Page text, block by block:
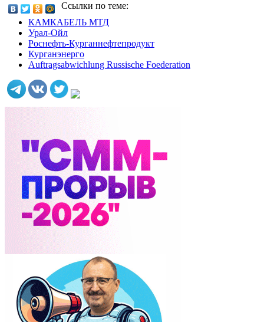
Ссылки по теме:
КАМКАБЕЛЬ МТД
Урал-Ойл
Роснефть-Курганнефтепродукт
Курганэнерго
Auftragsabwichlung Russische Foederation